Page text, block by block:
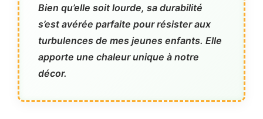
Bien qu’elle soit lourde, sa durabilité
s’est avérée parfaite pour résister aux
turbulences de mes jeunes enfants. Elle
apporte une chaleur unique à notre
décor.